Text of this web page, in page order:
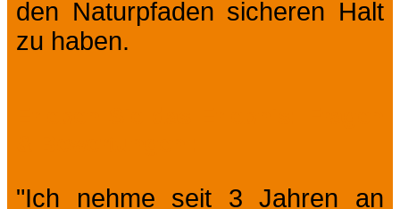
den Naturpfaden sicheren Halt
zu haben.
"Ich nehme seit 3 Jahren an